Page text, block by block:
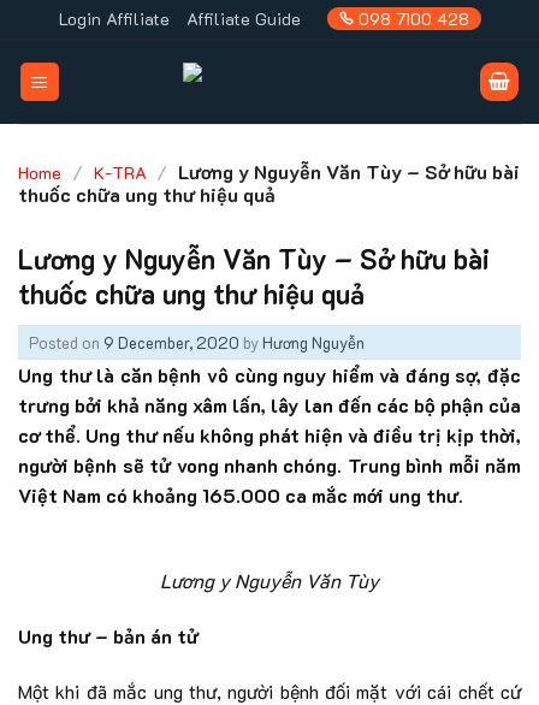
to
content
Login Affiliate Affiliate Guide 098 7100 428
Home / K-TRA / Lương y Nguyễn Văn Tùy – Sở hữu bài
thuốc chữa ung thư hiệu quả
Lương y Nguyễn Văn Tùy – Sở hữu bài
thuốc chữa ung thư hiệu quả
Posted on 9 December, 2020 byHương Nguyễn
Ung thư là căn bệnh vô cùng nguy hiểm và đáng sợ, đặc
trưng bởi khả năng xâm lấn, lây lan đến các bộ phận của
cơ thể. Ung thư nếu không phát hiện và điều trị kịp thời,
người bệnh sẽ tử vong nhanh chóng. Trung bình mỗi năm
Việt Nam có khoảng 165.000 ca mắc mới ung thư.
Lương y Nguyễn Văn Tùy
Ung thư – bản án tử
Một khi đã mắc ung thư, người bệnh đối mặt với cái chết cứ